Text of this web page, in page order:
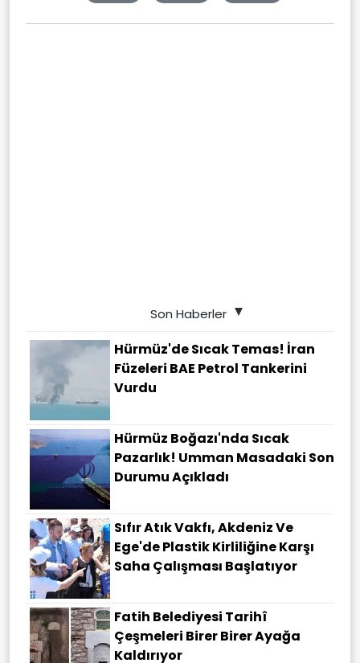
Son Haberler
Hürmüz'de Sıcak Temas! İran
Füzeleri BAE Petrol Tankerini
Vurdu
Hürmüz Boğazı'nda Sıcak
Pazarlık! Umman Masadaki Son
Durumu Açıkladı
Sıfır Atık Vakfı, Akdeniz Ve
Ege'de Plastik Kirliliğine Karşı
Saha Çalışması Başlatıyor
Fatih Belediyesi Tarihî
Çeşmeleri Birer Birer Ayağa
Kaldırıyor